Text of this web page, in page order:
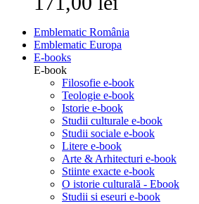
Emblematic România
Emblematic Europa
E-books
E-book
Filosofie e-book
Teologie e-book
Istorie e-book
Studii culturale e-book
Studii sociale e-book
Litere e-book
Arte & Arhitecturi e-book
Stiinte exacte e-book
O istorie culturală - Ebook
Studii si eseuri e-book